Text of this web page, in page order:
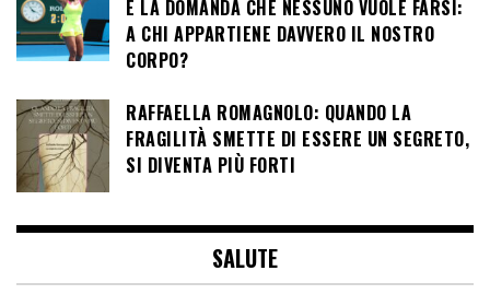
E LA DOMANDA CHE NESSUNO VUOLE FARSI:
A CHI APPARTIENE DAVVERO IL NOSTRO
CORPO?
RAFFAELLA ROMAGNOLO: QUANDO LA
FRAGILITÀ SMETTE DI ESSERE UN SEGRETO,
SI DIVENTA PIÙ FORTI
SALUTE